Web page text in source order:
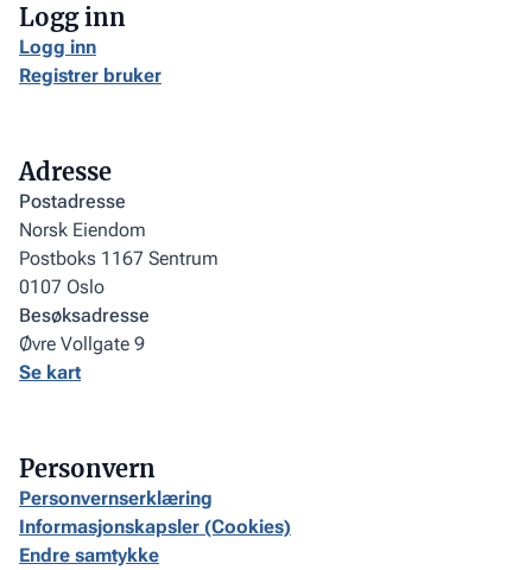
Logg inn
Logg inn
Registrer bruker
Adresse
Postadresse
Norsk Eiendom
Postboks 1167 Sentrum
0107 Oslo
Besøksadresse
Øvre Vollgate 9
Se kart
Personvern
Personvernserklæring
Informasjonskapsler (Cookies)
Endre samtykke